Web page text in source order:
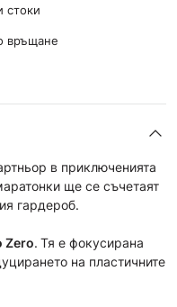
стоки
връщане
в приключенията
ще се съчетаят
гардероб.
Zero. Тя е фокусирана
на пластичните